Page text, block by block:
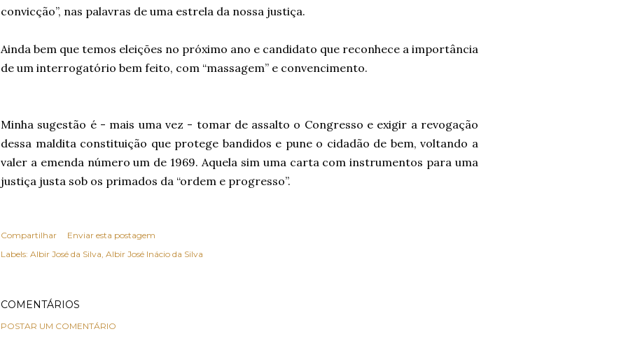
convicção”, nas palavras de uma estrela da nossa justiça.
Ainda bem que temos eleições no próximo ano e candidato que reconhece a importância
de um interrogatório bem feito, com “massagem” e convencimento.
Minha sugestão é - mais uma vez - tomar de assalto o Congresso e exigir a revogação
dessa maldita constituição que protege bandidos e pune o cidadão de bem, voltando a
valer a emenda número um de 1969. Aquela sim uma carta com instrumentos para uma
justiça justa sob os primados da “ordem e progresso”.
Compartilhar
Enviar esta postagem
Labels: Albir José da Silva Albir José Inácio da Silva
COMENTÁRIOS
POSTAR UM COMENTÁRIO